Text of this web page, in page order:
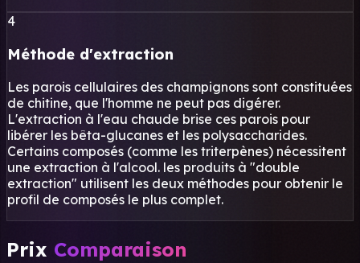
4
Méthode d'extraction
Les parois cellulaires des champignons sont constituées
de chitine, que l'homme ne peut pas digérer.
L'extraction à l'eau chaude brise ces parois pour
libérer les bêta-glucanes et les polysaccharides.
Certains composés (comme les triterpènes) nécessitent
une extraction à l'alcool. les produits à "double
extraction" utilisent les deux méthodes pour obtenir le
profil de composés le plus complet.
Prix Comparaison